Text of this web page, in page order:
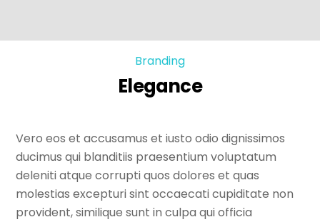
Branding
Elegance
Vero eos et accusamus et iusto odio dignissimos
ducimus qui blanditiis praesentium voluptatum
deleniti atque corrupti quos dolores et quas
molestias excepturi sint occaecati cupiditate non
provident, similique sunt in culpa qui officia